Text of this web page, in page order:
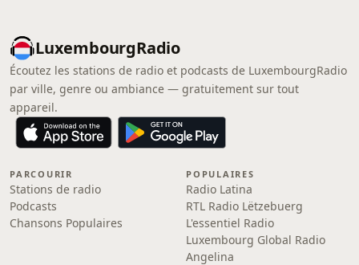
LuxembourgRadio
Écoutez les stations de radio et podcasts de LuxembourgRadio
par ville, genre ou ambiance — gratuitement sur tout
appareil.
PARCOURIR
Stations de radio
Podcasts
Chansons Populaires
POPULAIRES
Radio Latina
RTL Radio Lëtzebuerg
L'essentiel Radio
Luxembourg Global Radio
Angelina